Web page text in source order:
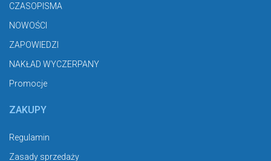
CZASOPISMA
NOWOŚCI
ZAPOWIEDZI
NAKŁAD WYCZERPANY
Promocje
ZAKUPY
Regulamin
Zasady sprzedaży